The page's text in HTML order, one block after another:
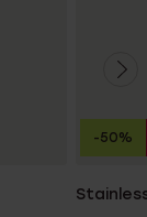
-50%